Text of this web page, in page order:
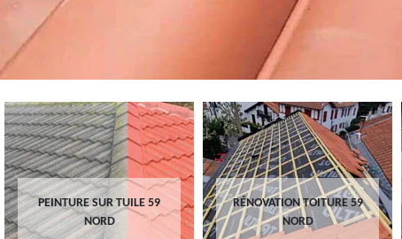
PEINTURE SUR TUILE 59
NORD
RÉNOVATION TOITURE 59
NORD